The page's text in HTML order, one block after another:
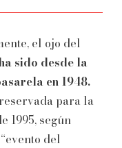
el ojo del
sido desde la
en 1948.
para la
1995, según
del